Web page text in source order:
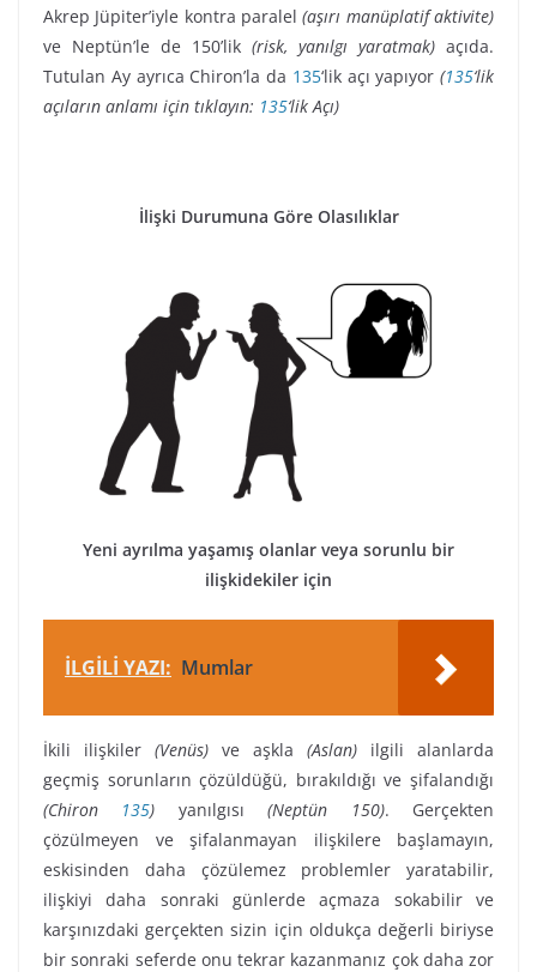
Akrep Jüpiter’iyle kontra paralel(aşırı manüplatif aktivite)
ve Neptün’le de 150’lik (risk, yanılgı yaratmak) açıda.
Tutulan Ay ayrıca Chiron’la da 135‘lik açı yapıyor (135‘lik
açıların anlamı için tıklayın: 135‘lik Açı)
İlişki Durumuna Göre Olasılıklar
Yeni ayrılma yaşamış olanlar veya sorunlu bir
ilişkidekiler için
İLGİLİ YAZI: Mumlar
İkili ilişkiler (Venüs) ve aşkla (Aslan) ilgili alanlarda
geçmiş sorunların çözüldüğü, bırakıldığı ve şifalandığı
(Chiron 135) yanılgısı(Neptün 150). Gerçekten
çözülmeyen ve şifalanmayan ilişkilere başlamayın,
eskisinden daha çözülemez problemler yaratabilir,
ilişkiyi daha sonraki günlerde açmaza sokabilir ve
karşınızdaki gerçekten sizin için oldukça değerli biriyse
bir sonraki seferde onu tekrar kazanmanız çok daha zor